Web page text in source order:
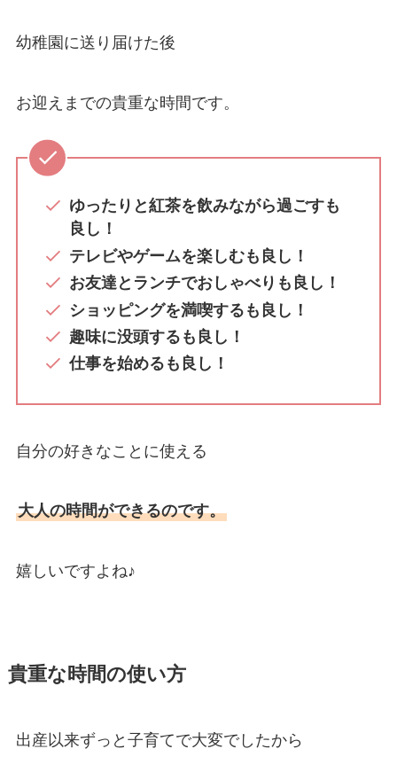
幼稚園に送り届けた後
お迎えまでの貴重な時間です。
ゆったりと紅茶を飲みながら過ごすも
良し！
テレビやゲームを楽しむも良し！
お友達とランチでおしゃべりも良し！
ショッピングを満喫するも良し！
趣味に没頭するも良し！
仕事を始めるも良し！
自分の好きなことに使える
大人の時間ができるのです。
嬉しいですよね♪
貴重な時間の使い方
出産以来ずっと子育てで大変でしたから